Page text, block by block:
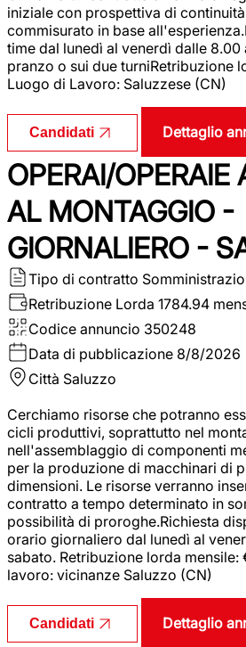
iniziale con prospettiva di
commisurato in base
time dal lunedì al venerdì dalle 8.00
pranzo o sui due turniRetribuzione
Luogo di Lavoro: Saluzzese (CN)
Candidati Dettaglio
OPERAI/OPERAIE
AL MONTAGGIO -
GIORNALIERO -
Tipo di contratto
Retribuzione Lorda 1784.94
Codice annuncio 350248
Data di pubblicazione 8/8/2026
Città Saluzzo
Cerchiamo risorse che potranno
cicli produttivi, soprattutto nel
nell'assemblaggio di componenti
per la produzione di macchinari di
dimensioni. Le risorse verranno
contratto a tempo determinato in
possibilità di proroghe.Richiesta
orario giornaliero dal lunedì al
sabato. Retribuzione lorda mensile:
lavoro: vicinanze Saluzzo (CN)
Candidati Dettaglio